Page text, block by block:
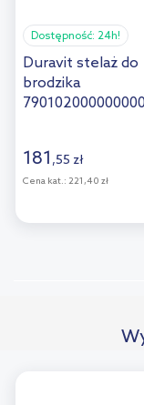
Dostępność: 24h!
Duravit stelaż do
brodzika
790102000000000
181 ,55 zł
Cena kat.: 221,40 zł